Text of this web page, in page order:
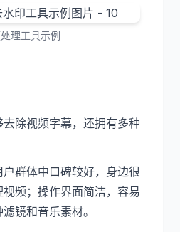
理工具示例
去除视频字幕，还拥有多种
户群体中口碑较好，身边很
频；操作界面简洁，容易
镜和音乐素材。